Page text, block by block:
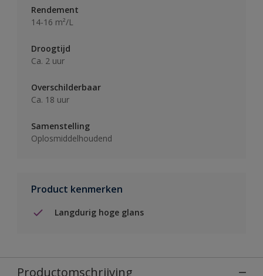
Rendement
14-16 m²/L
Droogtijd
Ca. 2 uur
Overschilderbaar
Ca. 18 uur
Samenstelling
Oplosmiddelhoudend
Product kenmerken
Langdurig hoge glans
Productomschrijving